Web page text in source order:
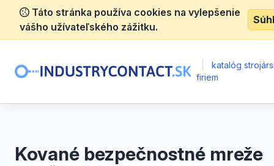
Táto stránka používa cookies na vylepšenie
vášho užívateľského zážitku.
katalóg
firiem
Kované bezpečnostné mreže